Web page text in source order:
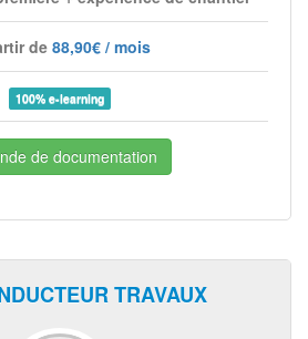
de 88,90€ / mois
100% e-learning
de documentation
TRAVAUX